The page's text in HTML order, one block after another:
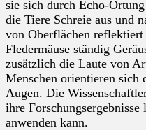
sie sich durch Echo-
die Tiere Schreie aus und
von Oberflächen reflektiert
Fledermäuse ständig
zusätzlich die Laute von
Menschen orientieren sich
Augen. Die
ihre
anwenden kann.